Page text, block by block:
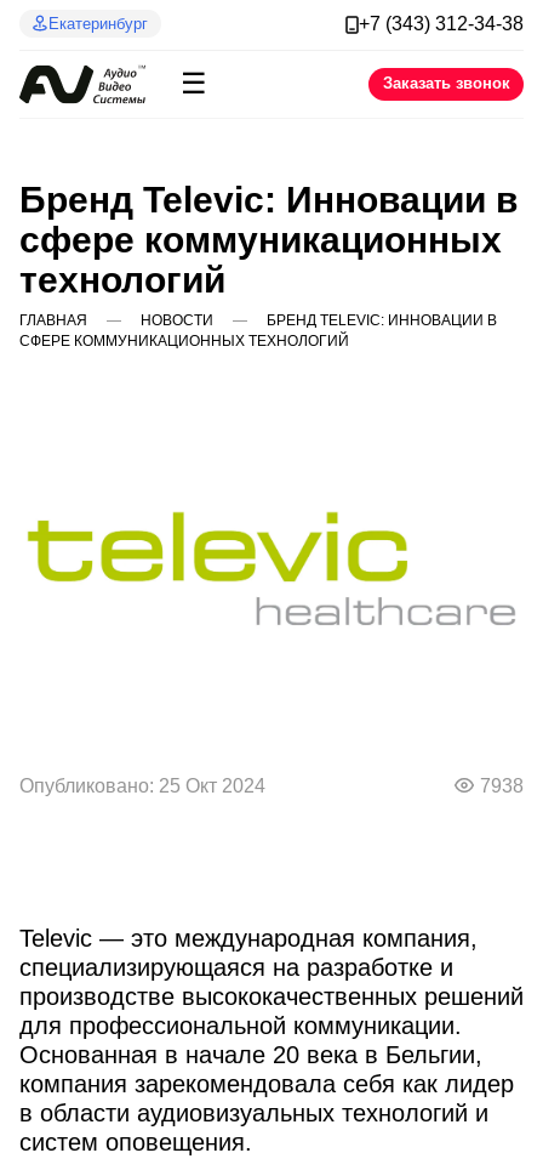
Екатеринбург +7 (343) 312-34-38
☰ Заказать звонок
Бренд Televic: Инновации в
сфере коммуникационных
технологий
ГЛАВНАЯ НОВОСТИ
БРЕНД TELEVIC: ИННОВАЦИИ В
СФЕРЕ КОММУНИКАЦИОННЫХ ТЕХНОЛОГИЙ
Опубликовано: 25 Окт 2024 7938
Televic — это международная компания,
специализирующаяся на разработке и
производстве высококачественных решений
для профессиональной коммуникации.
Основанная в начале 20 века в Бельгии,
компания зарекомендовала себя как лидер
в области аудиовизуальных технологий и
систем оповещения.